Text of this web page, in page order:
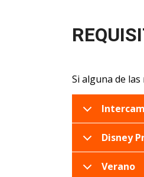
Si alguna de
Disney
Verano